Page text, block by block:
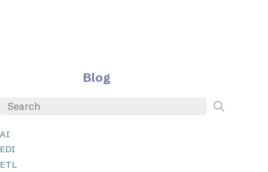
Blog
AI
EDI
ETL